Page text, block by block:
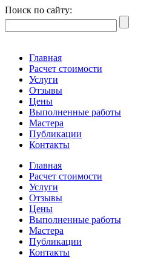
Поиск по сайту:
Главная
Расчет стоимости
Услуги
Отзывы
Цены
Выполненные работы
Мастера
Публикации
Контакты
Главная
Расчет стоимости
Услуги
Отзывы
Цены
Выполненные работы
Мастера
Публикации
Контакты